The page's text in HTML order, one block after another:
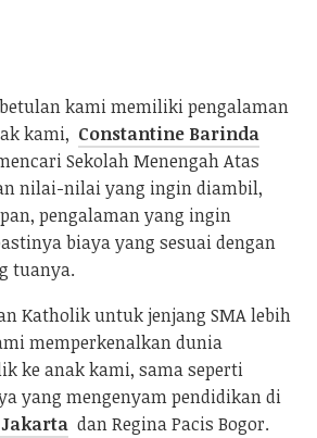
kami memiliki pengalaman
kami, Constantine Barinda
Sekolah Menengah Atas
nilai-nilai yang ingin diambil,
pengalaman yang ingin
biaya yang sesuai dengan
tuanya.
Katholik untuk jenjang SMA lebih
memperkenalkan dunia
ke anak kami, sama seperti
yang mengenyam pendidikan di
Jakarta dan Regina Pacis Bogor.